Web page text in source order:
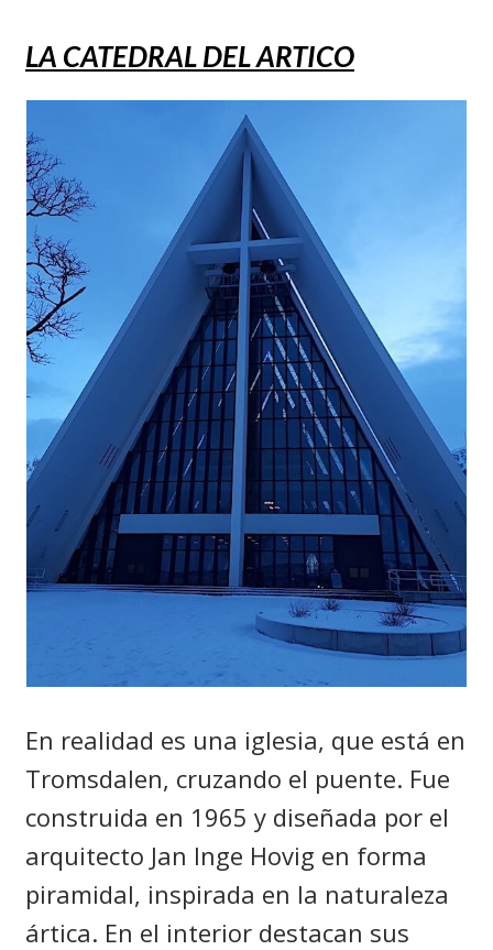
LA CATEDRAL DEL ARTICO
En realidad es una iglesia, que está en
Tromsdalen, cruzando el puente. Fue
construida en 1965 y diseñada por el
arquitecto Jan Inge Hovig en forma
piramidal, inspirada en la naturaleza
ártica. En el interior destacan sus